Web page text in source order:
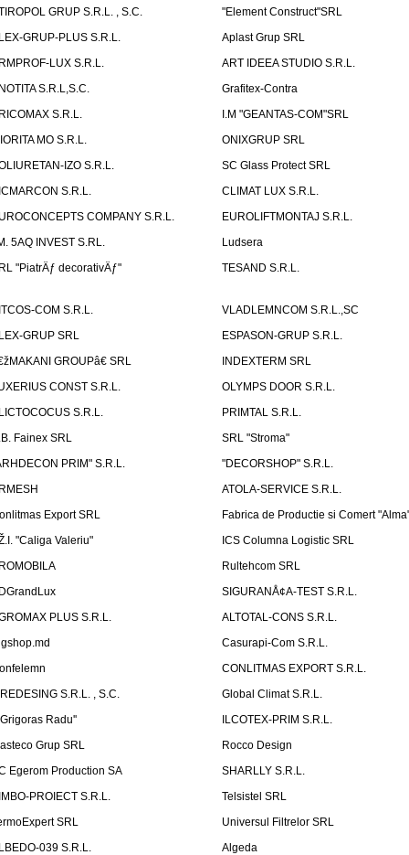
GRUP S.R.L. , S.C.
"Element Construct"SRL
GRUP-PLUS S.R.L.
Aplast Grup SRL
LUX S.R.L.
ART IDEEA STUDIO S.R.L.
S.R.L,S.C.
Grafitex-Contra
S.R.L.
I.M "GEANTAS-COM"SRL
MO S.R.L.
ONIXGRUP SRL
IZO S.R.L.
SC Glass Protect SRL
S.R.L.
CLIMAT LUX S.R.L.
COMPANY S.R.L.
EUROLIFTMONTAJ S.R.L.
5AQ INVEST S.RL.
Ludsera
"PiatrÄƒ decorativÄƒ"
TESAND S.R.L.
COM S.R.L.
VLADLEMNCOM S.R.L.,SC
GRUP SRL
ESPASON-GRUP S.R.L.
GROUPâ€ SRL
INDEXTERM SRL
CONST S.R.L.
OLYMPS DOOR S.R.L.
S.R.L.
PRIMTAL S.R.L.
Fainex SRL
SRL "Stroma"
PRIM" S.R.L.
"DECORSHOP" S.R.L.
ATOLA-SERVICE S.R.L.
Export SRL
Fabrica de Productie si Comert
"Caliga Valeriu"
ICS Columna Logistic SRL
Rultehcom SRL
SIGURANÅ¢A-TEST S.R.L.
PLUS S.R.L.
ALTOTAL-CONS S.R.L.
Casurapi-Com S.R.L.
CONLITMAS EXPORT S.R.L.
S.R.L. , S.C.
Global Climat S.R.L.
Radu''
ILCOTEX-PRIM S.R.L.
Grup SRL
Rocco Design
Egerom Production SA
SHARLLY S.R.L.
PROIECT S.R.L.
Telsistel SRL
SRL
Universul Filtrelor SRL
039 S.R.L.
Algeda